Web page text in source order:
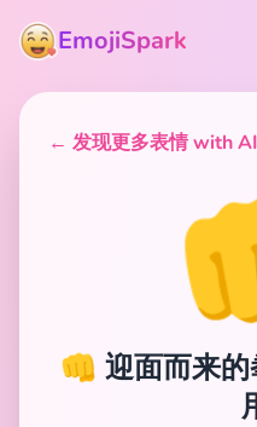
EmojiSpark
← 发现更多表情 with AI
👊 迎面而来的